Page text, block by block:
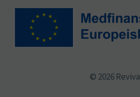
© 2026 Reviva